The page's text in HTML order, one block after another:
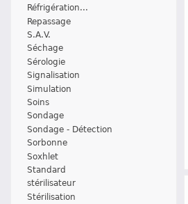
Réfrigération...
Repassage
S.A.V.
Séchage
Sérologie
Signalisation
Simulation
Soins
Sondage
Sondage - Détection
Sorbonne
Soxhlet
Standard
stérilisateur
Stérilisation